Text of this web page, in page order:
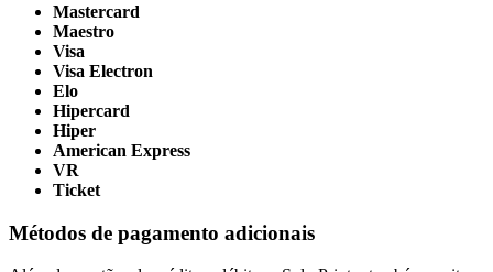
Mastercard
Maestro
Visa
Visa Electron
Elo
Hipercard
Hiper
American Express
VR
Ticket
Métodos de pagamento adicionais